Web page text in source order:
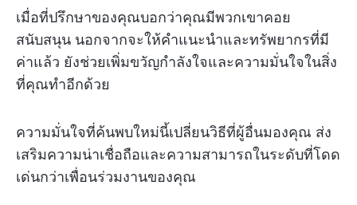
เมื่อที่ปรึกษาของคุณบอกว่าคุณมีพวกเขาคอย
สนับสนุน นอกจากจะให้คำแนะนำและทรัพยากรที่มี
ค่าแล้ว ยังช่วยเพิ่มขวัญกำลังใจและความมั่นใจในสิ่ง
ที่คุณทำอีกด้วย
ความมั่นใจที่ค้นพบใหม่นี้เปลี่ยนวิธีที่ผู้อื่นมองคุณ ส่ง
เสริมความน่าเชื่อถือและความสามารถในระดับที่โดด
เด่นกว่าเพื่อนร่วมงานของคุณ